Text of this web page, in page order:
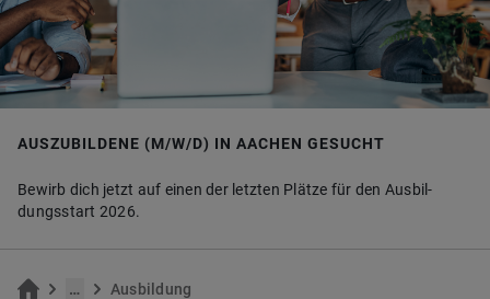
AUSZUBILDENE (M/W/D) IN AACHEN GESUCHT
Be­wirb dich jetzt auf einen der letz­ten Plät­ze für den Aus­bil­
dungs­start 2026.
…
Aus­bil­dung